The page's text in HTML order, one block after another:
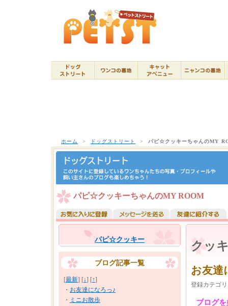
ホーム > ドッグストリート > パピ☆クッキーちゃんのMY
パピ☆クッキーちゃんのMY ROOM
パピ☆クッキー
ブログ記事一覧
[最新] [↓] [↑]
・ お友達になろっ♪
・ ミニお散歩
クッ
お友達
登録カテゴ
ブログ